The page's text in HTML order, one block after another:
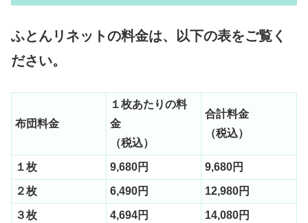
ふとんリネットの料金は、以下の表をご覧く
ださい。
布団料金
１枚あたりの料
金
（税込）
合計料金
（税込）
１枚 9,680円 9,680円
２枚 6,490円 12,980円
３枚 4,694円 14,080円